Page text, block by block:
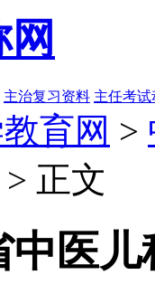
主治复习资料 主任考试
育网 >
> 正文
中医